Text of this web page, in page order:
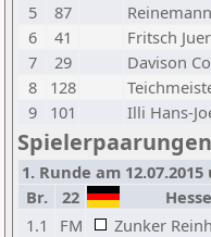
5
87
6
41 Fritsch
7
29 Davison
8
128
9
101 Illi Hans-
Spielerpaarungen
1. Runde am 12.07.2015
Br.
22
1.1
FM Zunker